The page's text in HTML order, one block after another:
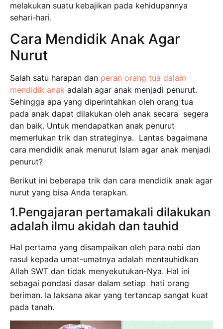
melakukan suatu kebajikan pada kehidupannya
sehari-hari.
Cara Mendidik Anak Agar
Nurut
Salah satu harapan dan peran orang tua dalam
mendidik anak adalah agar anak menjadi penurut.
Sehingga apa yang diperintahkan oleh orang tua
pada anak dapat dilakukan oleh anak secara segera
dan baik. Untuk mendapatkan anak penurut
memerlukan trik dan strateginya. Lantas bagaimana
cara mendidik anak menurut Islam agar anak menjadi
penurut?
Berikut ini beberapa trik dan cara mendidik anak agar
nurut yang bisa Anda terapkan.
1.Pengajaran pertamakali dilakukan
adalah ilmu akidah dan tauhid
Hal pertama yang disampaikan oleh para nabi dan
rasul kepada umat-umatnya adalah mentauhidkan
Allah SWT dan tidak menyekutukan-Nya. Hal ini
sebagai pondasi dasar dalam setiap hati orang
beriman. Ia laksana akar yang tertancap sangat kuat
pada tanah.